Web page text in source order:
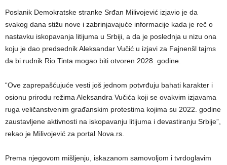
Poslanik Demokratske stranke Srđan Milivojević izjavio je da
svakog dana stižu nove i zabrinjavajuće informacije kada je reč o
nastavku iskopavanja litijuma u Srbiji, a da je poslednja u nizu ona
koju je dao predsednik Aleksandar Vučić u izjavi za Fajnenšl tajms
da bi rudnik Rio Tinta mogao biti otvoren 2028. godine.
“Ove zaprepašćujuće vesti još jednom potvrđuju bahati karakter i
osionu prirodu režima Aleksandra Vučića koji se ovakvim izjavama
ruga veličanstvenim građanskim protestima kojima su 2022. godine
zaustavljene aktivnosti na iskopavanju litijuma i devastiranju Srbije”,
rekao je Milivojević za portal Nova.rs.
Prema njegovom mišljenju, iskazanom samovoljom i tvrdoglavim